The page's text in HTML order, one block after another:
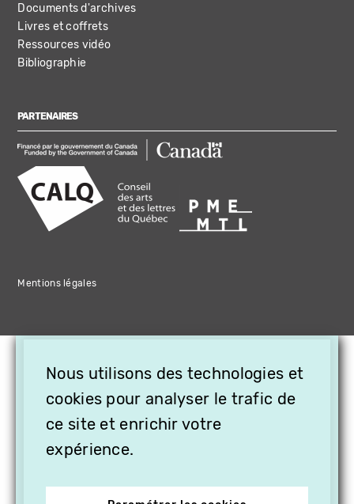
Documents d'archives
Livres et coffrets
Ressources vidéo
Bibliographie
PARTENAIRES
Mentions légales
Nous utilisons des technologies et
cookies pour analyser le trafic de
ce site et enrichir votre
expérience.
OFFREZ LA VIDÉO EN
CADEAU, ABONNEZ VOS
PROCHES À VITHÈQUE !